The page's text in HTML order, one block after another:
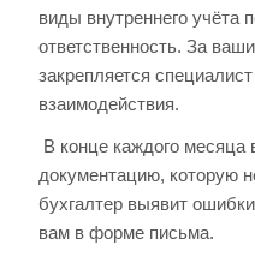
виды внутреннего учёта
ответственность. За
закрепляется
взаимодействия.
В конце каждого месяца
документацию, которую
бухгалтер выявит
вам в форме письма.